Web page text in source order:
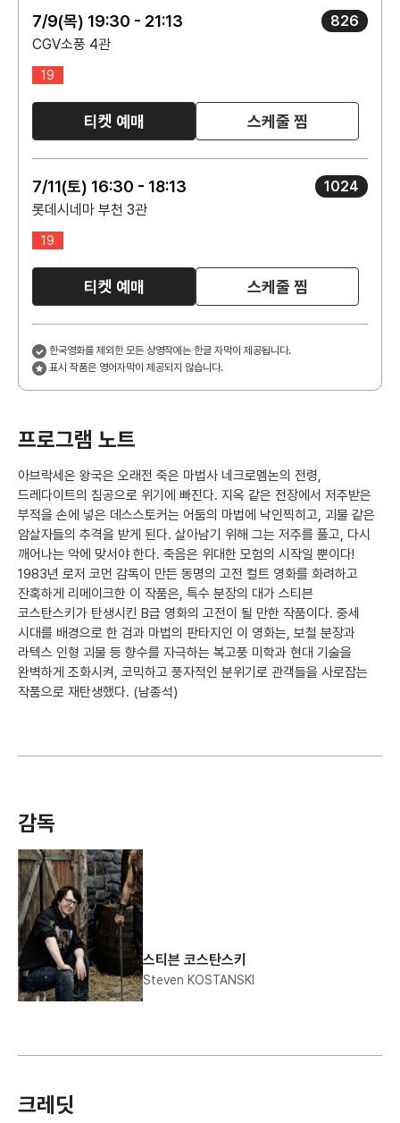
7/9(목) 19:30 - 21:13
826
CGV소풍 4관
19
티켓 예매 스케줄 찜
7/11(토) 16:30 - 18:13
1024
롯데시네마 부천 3관
19
티켓 예매 스케줄 찜
한국영화를 제외한 모든 상영작에는 한글 자막이 제공됩니다.
표시 작품은 영어자막이 제공되지 않습니다.
프로그램 노트
아브락세온 왕국은 오래전 죽은 마법사 네크로멤논의 전령,
드레다이트의 침공으로 위기에 빠진다. 지옥 같은 전장에서 저주받은
부적을 손에 넣은 데스스토커는 어둠의 마법에 낙인찍히고, 괴물 같은
암살자들의 추격을 받게 된다. 살아남기 위해 그는 저주를 풀고, 다시
깨어나는 악에 맞서야 한다. 죽음은 위대한 모험의 시작일 뿐이다!
1983년 로저 코먼 감독이 만든 동명의 고전 컬트 영화를 화려하고
잔혹하게 리메이크한 이 작품은, 특수 분장의 대가 스티븐
코스탄스키가 탄생시킨 B급 영화의 고전이 될 만한 작품이다. 중세
시대를 배경으로 한 검과 마법의 판타지인 이 영화는, 보철 분장과
라텍스 인형 괴물 등 향수를 자극하는 복고풍 미학과 현대 기술을
완벽하게 조화시켜, 코믹하고 풍자적인 분위기로 관객들을 사로잡는
작품으로 재탄생했다. (남종석)
감독
스티븐 코스탄스키
Steven KOSTANSKI
크레딧